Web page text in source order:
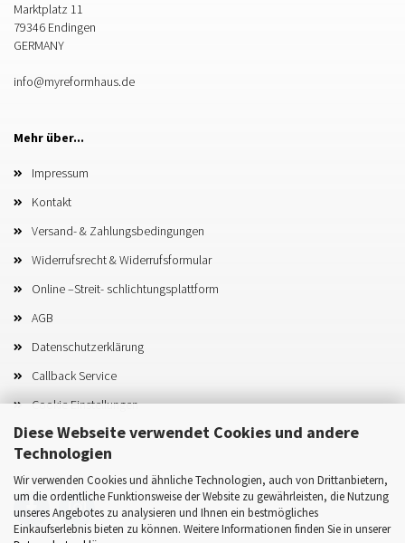
Diese Webseite verwendet Cookies und andere
Technologien
Wir verwenden Cookies und ähnliche Technologien, auch von Drittanbietern,
um die ordentliche Funktionsweise der Website zu gewährleisten, die Nutzung
unseres Angebotes zu analysieren und Ihnen ein bestmögliches
Einkaufserlebnis bieten zu können. Weitere Informationen finden Sie in unserer
Marktplatz 11
79346 Endingen
GERMANY
info@myreformhaus.de
Mehr über...
Impressum
Kontakt
Versand- & Zahlungsbedingungen
Widerrufsrecht & Widerrufsformular
Online –Streit- schlichtungsplattform
AGB
Datenschutzerklärung
Callback Service
Cookie Einstellungen